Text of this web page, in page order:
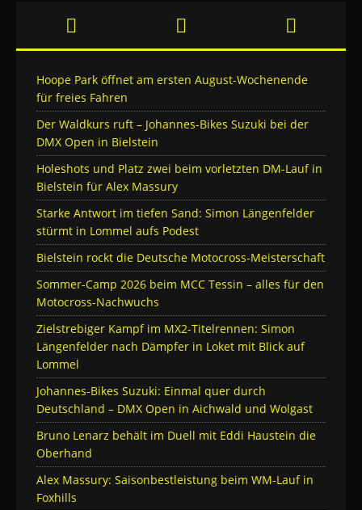
Hoope Park öffnet am ersten August-Wochenende
für freies Fahren
Der Waldkurs ruft – Johannes-Bikes Suzuki bei der
DMX Open in Bielstein
Holeshots und Platz zwei beim vorletzten DM-Lauf in
Bielstein für Alex Massury
Starke Antwort im tiefen Sand: Simon Längenfelder
stürmt in Lommel aufs Podest
Bielstein rockt die Deutsche Motocross-Meisterschaft
Sommer-Camp 2026 beim MCC Tessin – alles für den
Motocross-Nachwuchs
Zielstrebiger Kampf im MX2-Titelrennen: Simon
Längenfelder nach Dämpfer in Loket mit Blick auf
Lommel
Johannes-Bikes Suzuki: Einmal quer durch
Deutschland – DMX Open in Aichwald und Wolgast
Bruno Lenarz behält im Duell mit Eddi Haustein die
Oberhand
Alex Massury: Saisonbestleistung beim WM-Lauf in
Foxhills